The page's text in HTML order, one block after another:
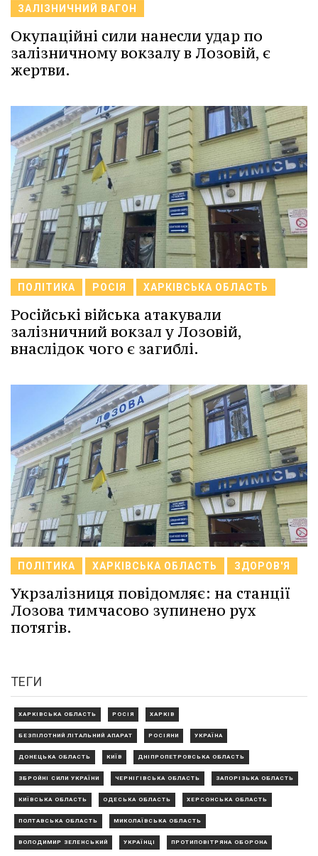
ЗАЛІЗНИЧНИЙ ВАГОН
Окупаційні сили нанесли удар по
залізничному вокзалу в Лозовій, є
жертви.
ПОЛІТИКА РОСІЯ ХАРКІВСЬКА ОБЛАСТЬ
Російські війська атакували
залізничний вокзал у Лозовій,
внаслідок чого є загиблі.
ПОЛІТИКА ХАРКІВСЬКА ОБЛАСТЬ ЗДОРОВ'Я
Укрзалізниця повідомляє: на станції
Лозова тимчасово зупинено рух
потягів.
ТЕГИ
ХАРКІВСЬКА ОБЛАСТЬ РОСІЯ ХАРКІВ
БЕЗПІЛОТНИЙ ЛІТАЛЬНИЙ АПАРАТ РОСІЯНИ УКРАЇНА
ДОНЕЦЬКА ОБЛАСТЬ КИЇВ ДНІПРОПЕТРОВСЬКА ОБЛАСТЬ
ЗБРОЙНІ СИЛИ УКРАЇНИ ЧЕРНІГІВСЬКА ОБЛАСТЬ ЗАПОРІЗЬКА ОБЛАСТЬ
КИЇВСЬКА ОБЛАСТЬ ОДЕСЬКА ОБЛАСТЬ ХЕРСОНСЬКА ОБЛАСТЬ
ПОЛТАВСЬКА ОБЛАСТЬ МИКОЛАЇВСЬКА ОБЛАСТЬ
ВОЛОДИМИР ЗЕЛЕНСЬКИЙ УКРАЇНЦІ ПРОТИПОВІТРЯНА ОБОРОНА